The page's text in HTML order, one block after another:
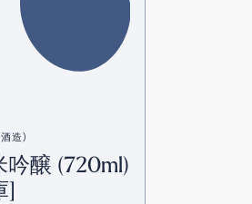
造)
吟醸 (720ml)
]